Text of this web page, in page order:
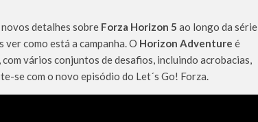
detalhes sobre Forza Horizon 5 ao longo da série
como está a campanha. O Horizon Adventure é
vários conjuntos de desafios, incluindo acrobacias,
se com o novo episódio do Let´s Go! Forza.